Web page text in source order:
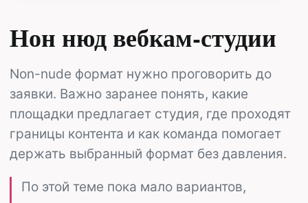
Нон нюд вебкам-студии
Non-nude формат нужно проговорить до
заявки. Важно заранее понять, какие
площадки предлагает студия, где проходят
границы контента и как команда помогает
держать выбранный формат без давления.
По этой теме пока мало вариантов,